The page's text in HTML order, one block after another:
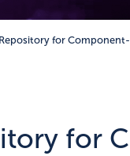
for
for